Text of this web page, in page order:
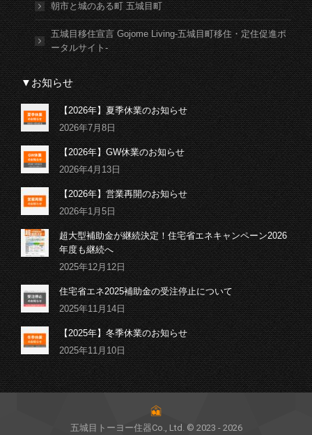
朝市と城のある町 五城目町
五城目移住宣言 Gojome Living-五城目町移住・定住促進ポ
ータルサイト-
▼お知らせ
【2026年】夏季休業のお知らせ
2026年7月8日
【2026年】GW休業のお知らせ
2026年4月13日
【2026年】営業再開のお知らせ
2026年1月5日
超大型補助金が継続決定！住宅省エネキャンペーン2026
年度も継続へ
2025年12月12日
住宅省エネ2025補助金の受注停止について
2025年11月14日
【2025年】冬季休業のお知らせ
2025年11月10日
五城目トーヨー住器Co., Ltd. © 2023 - 2026